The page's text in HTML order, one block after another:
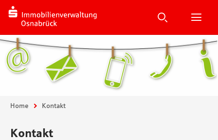
Suche
Sie sind hier:
Home Kontakt
Kontakt